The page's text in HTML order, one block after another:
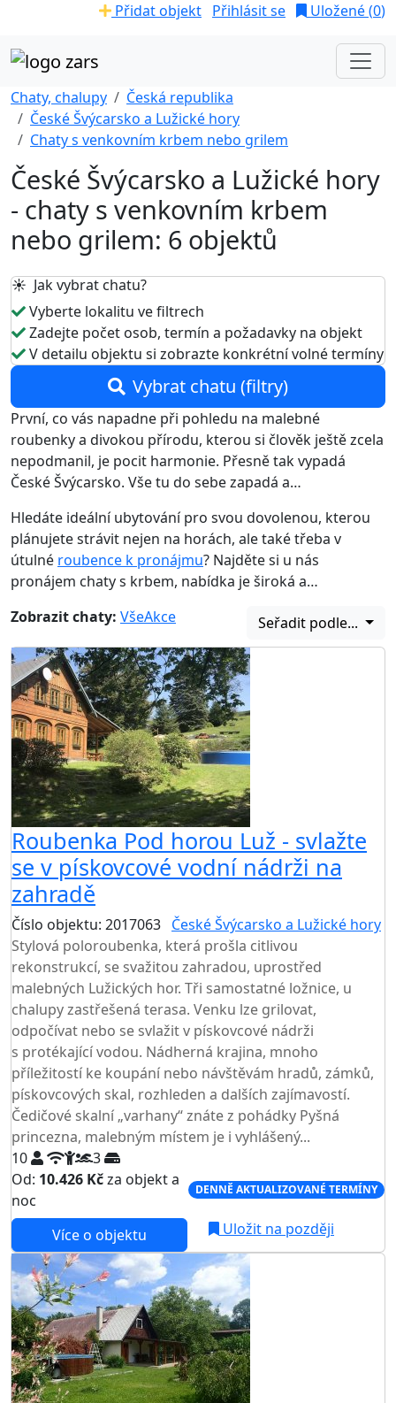
Přidat objekt Přihlásit se Uložené (0)
Chaty, chalupy
Česká republika
České Švýcarsko a Lužické hory
Chaty s venkovním krbem nebo grilem
České Švýcarsko a Lužické hory
- chaty s venkovním krbem
nebo grilem: 6 objektů
☀️ Jak vybrat chatu?
Vyberte lokalitu ve filtrech
Zadejte počet osob, termín a požadavky na objekt
V detailu objektu si zobrazte konkrétní volné termíny
Vybrat chatu (filtry)
První, co vás napadne při pohledu na malebné
roubenky a divokou přírodu, kterou si člověk ještě zcela
nepodmanil, je pocit harmonie. Přesně tak vypadá
České Švýcarsko. Vše tu do sebe zapadá a…
Hledáte ideální ubytování pro svou dovolenou, kterou
plánujete strávit nejen na horách, ale také třeba v
útulné roubence k pronájmu? Najděte si u nás
pronájem chaty s krbem, nabídka je široká a…
Zobrazit chaty: VšeAkce Seřadit podle...
Roubenka Pod horou Luž - svlažte
se v pískovcové vodní nádrži na
zahradě
Číslo objektu: 2017063 České Švýcarsko a Lužické hory
Stylová poloroubenka, která prošla citlivou
rekonstrukcí, se svažitou zahradou, uprostřed
malebných Lužických hor. Tři samostatné ložnice, u
chalupy zastřešená terasa. Venku lze grilovat,
odpočívat nebo se svlažit v pískovcové nádrži
s protékající vodou. Nádherná krajina, mnoho
příležitostí ke koupání nebo návštěvám hradů, zámků,
pískovcových skal, rozhleden a dalších zajímavostí.
Čedičové skalní „varhany“ znáte z pohádky Pyšná
princezna, malebným místem je i vyhlášený...
10
3
Od: 10.426 Kčza objekt a
noc
DENNĚ AKTUALIZOVANÉ TERMÍNY
Více o objektu Uložit na později